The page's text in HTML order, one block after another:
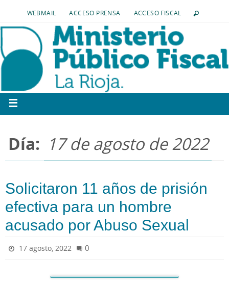
WEBMAIL ACCESO PRENSA ACCESO FISCAL
Día: 17 de agosto de 2022
Solicitaron 11 años de prisión
efectiva para un hombre
acusado por Abuso Sexual
17 agosto, 2022 0